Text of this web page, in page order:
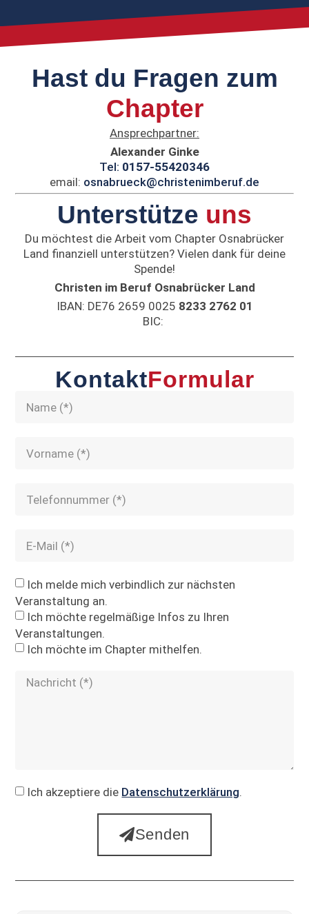
Hast du Fragen zum
Chapter
Ansprechpartner:
Alexander Ginke
Tel: 0157-55420346
email: osnabrueck@christenimberuf.de
Unterstütze uns
Du möchtest die Arbeit vom Chapter Osnabrücker
Land finanziell unterstützen? Vielen dank für deine
Spende!
Christen im Beruf Osnabrücker Land
IBAN: DE76 2659 0025 8233 2762 01
BIC:
KontaktFormular
Ich melde mich verbindlich zur nächsten
Veranstaltung an.
Ich möchte regelmäßige Infos zu Ihren
Veranstaltungen.
Ich möchte im Chapter mithelfen.
Ich akzeptiere die Datenschutzerklärung.
Senden